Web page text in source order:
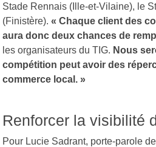
Stade Rennais (Ille-et-Vilaine), le
(Finistère). « Chaque client des
aura donc deux chances de
les organisateurs du TIG. Nous
compétition peut avoir des
commerce local. »
Renforcer la visibilité
Pour Lucie Sadrant, porte-parole